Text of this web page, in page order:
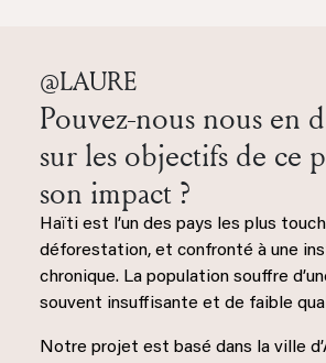
@LAURE
Pouvez-nous nous en
sur les objectifs de ce
son impact ?
Haïti est l’un des pays les plus
déforestation, et confronté à une
chronique. La population souffre
souvent insuffisante et de faible
Notre projet est basé dans la ville